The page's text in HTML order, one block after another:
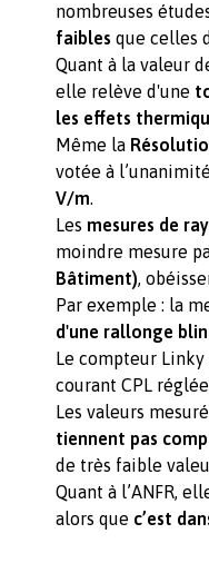
nombreuses
faibles que celles
Quant à la valeur
elle relève d'une
les effets
Même la
votée à
V/m.
Les mesures de
moindre mesure
Bâtiment),
Par exemple : la
d'une rallonge
Le compteur
courant CPL réglée
Les valeurs
tiennent pas
de très faible
Quant à l’ANFR,
alors que c’est